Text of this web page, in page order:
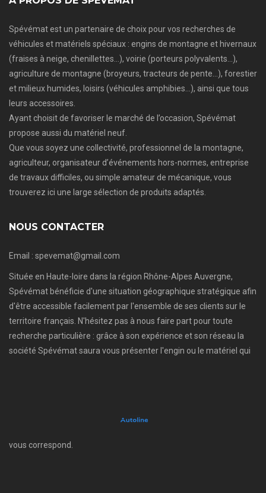
Spévémat est un partenaire de choix pour vos recherches de
véhicules et matériels spéciaux : engins de montagne et hivernaux
(fraises à neige, chenillettes…), voirie (porteurs polyvalents…),
agriculture de montagne (broyeurs, tracteurs de pente…), forestier
et milieux humides, loisirs (véhicules amphibies…), ainsi que tous
leurs accessoires.
Ayant choisit de favoriser le marché de l’occasion, Spévémat
propose aussi du matériel neuf.
Que vous soyez une collectivité, professionnel de la montagne,
agriculteur, organisateur d’événements hors-normes, entreprise
de travaux difficiles, ou simple amateur de mécanique, vous
trouverez ici une large sélection de produits adaptés.
NOUS CONTACTER
Email : spevemat@gmail.com
Située en Haute-loire dans la région Rhône-Alpes Auvergne,
Spévémat bénéficie d'une situation géographique stratégique afin
d'être accessible facilement par l'ensemble de ses clients sur le
territoire français. N'hésitez pas à nous faire part pour toute
recherche particulière : grâce à son expérience et son réseau la
société Spévémat saura vous présenter l'engin ou le matériel qui
vous correspond.